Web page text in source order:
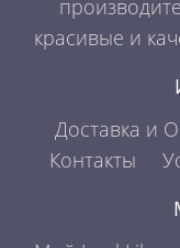
красивые и
Доставка и
Контакты